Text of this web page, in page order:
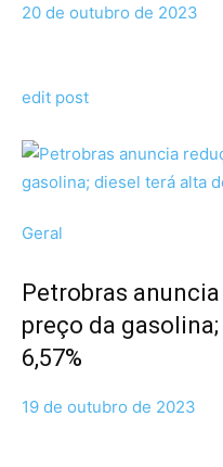
20 de outubro de 2023
edit post
Geral
Petrobras
preço da
6,57%
19 de outubro de 2023